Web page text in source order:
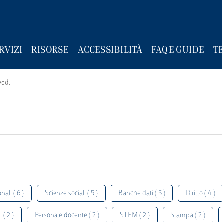
RISORSE ACCESSIBILITÀ FAQ E GUIDE
( 6 ) Scienze sociali ( 5 ) Banche dati ( 5 ) Diritto ( 4 )
( 2 ) Personale docente ( 2 ) STEM ( 2 ) Stampa ( 2 )